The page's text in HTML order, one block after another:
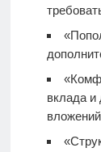
вклада и